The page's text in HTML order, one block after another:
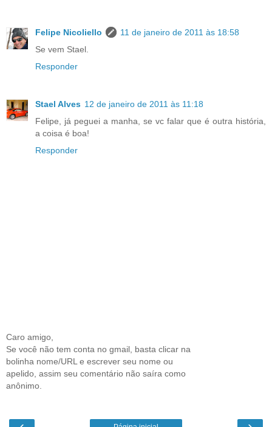
Felipe Nicoliello
11 de janeiro de 2011 às 18:58
Se vem Stael.
Responder
Stael Alves 12 de janeiro de 2011 às 11:18
Felipe, já peguei a manha, se vc falar que é outra história,
a coisa é boa!
Responder
Caro amigo,
Se você não tem conta no gmail, basta clicar na
bolinha nome/URL e escrever seu nome ou
apelido, assim seu comentário não saíra como
anônimo.